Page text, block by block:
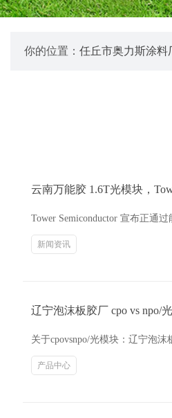
你的位置： 任丘市奥力斯涂料
云南万能胶 1.6T光模块，
Tower Semiconductor 宣布正通
新闻资讯
辽宁泡沫板胶厂 cpo vs npo/
关于cpovsnpo/光模块：辽宁泡
产品中心